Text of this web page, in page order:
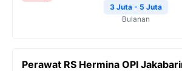
3 Juta - 5 Juta
Bulanan
Perawat RS Hermina OPI